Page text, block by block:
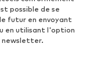
possible de se
futur en envoyant
en utilisant l'option
newsletter.